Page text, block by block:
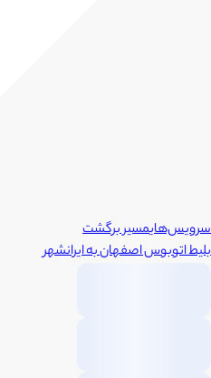
سرویس‌هایمسیر برگشت
بلیط اتوبوساصفهانبهایرانشهر